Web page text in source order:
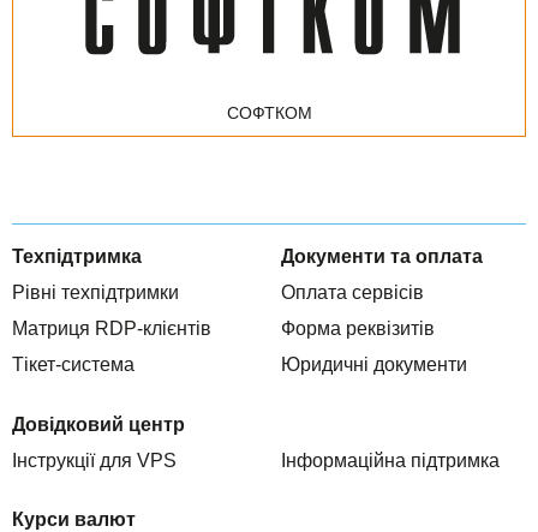
СОФТКОМ
Техпідтримка
Рівні техпідтримки
Матриця RDP-клієнтів
Тікет-система
Документи та оплата
Оплата сервісів
Форма реквізитів
Юридичні документи
Довідковий центр
Інструкції для VPS
Інформаційна підтримка
Курси валют